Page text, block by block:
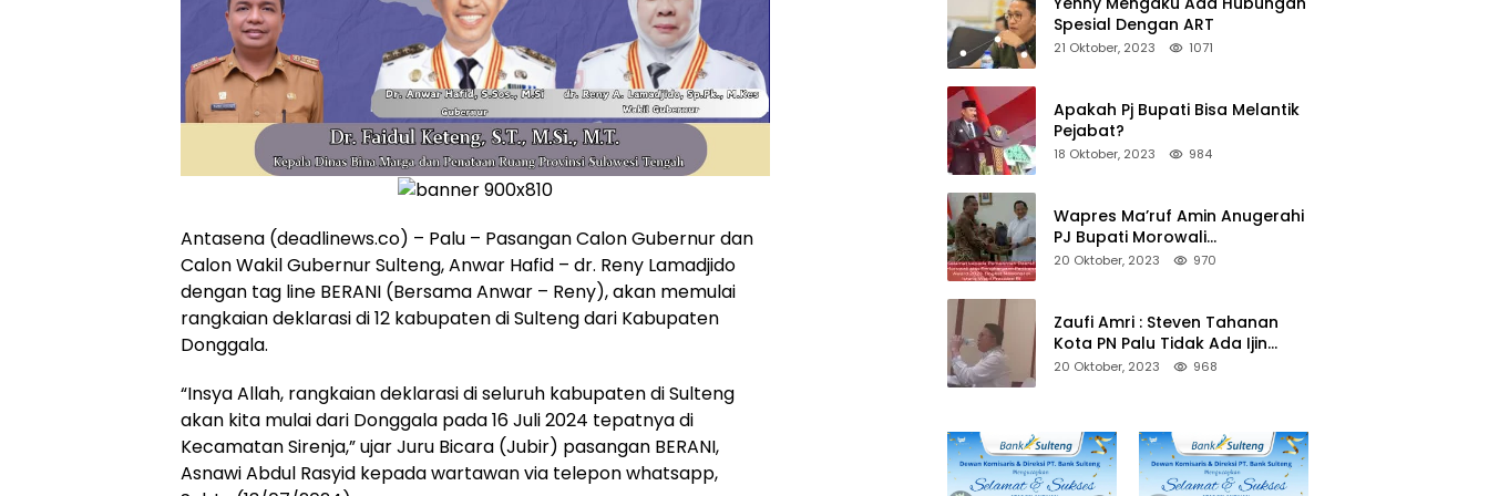
Antasena (deadlinews.co) – Palu – Pasangan Calon Gubernur dan
Calon Wakil Gubernur Sulteng, Anwar Hafid – dr. Reny Lamadjido
dengan tag line BERANI (Bersama Anwar – Reny), akan memulai
rangkaian deklarasi di 12 kabupaten di Sulteng dari Kabupaten
Donggala.
“Insya Allah, rangkaian deklarasi di seluruh kabupaten di Sulteng
akan kita mulai dari Donggala pada 16 Juli 2024 tepatnya di
Kecamatan Sirenja,” ujar Juru Bicara (Jubir) pasangan BERANI,
Asnawi Abdul Rasyid kepada wartawan via telepon whatsapp,
Spesial Dengan ART
21 Oktober, 2023 1071
Apakah Pj Bupati Bisa Melantik
Pejabat?
18 Oktober, 2023 984
Wapres Ma’ruf Amin Anugerahi
PJ Bupati Morowali
Penghargaan Paritrana Award
20 Oktober, 2023 970
Zaufi Amri : Steven Tahanan
Kota PN Palu Tidak Ada Ijin
Keluar Kota
20 Oktober, 2023 968